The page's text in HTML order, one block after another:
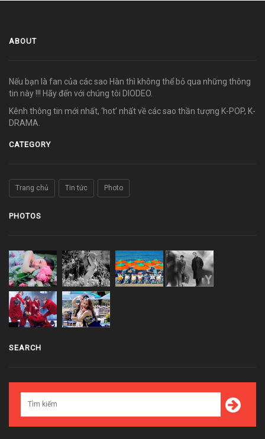
ABOUT
Nếu bạn là fan của các sao Hàn thì không thể bỏ qua những thông
tin này !!! Hãy đến với chúng tôi DIODEO.
Kênh thông tin mới nhất, ‘hot’ nhất về các sao thần tượng K-POP, K-
DRAMA.
CATEGORY
Trang chủ Tin tức Photo
PHOTOS
SEARCH